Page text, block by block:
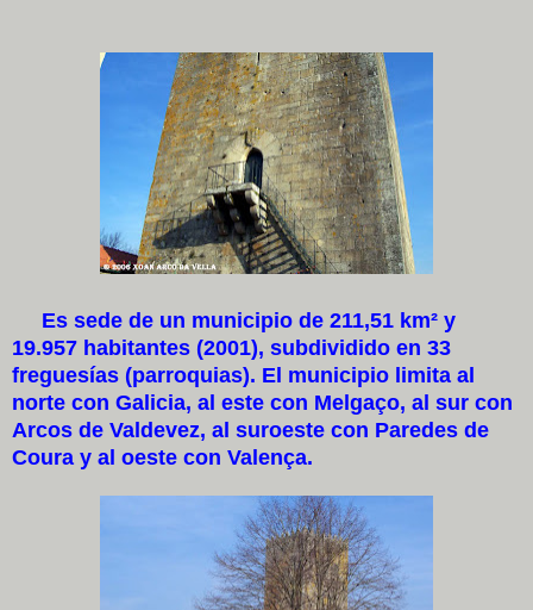
Es sede de un municipio de 211,51 km² y
19.957 habitantes (2001), subdividido en 33
freguesías (parroquias). El municipio limita al
norte con Galicia, al este con Melgaço, al sur con
Arcos de Valdevez, al suroeste con Paredes de
Coura y al oeste con Valença.